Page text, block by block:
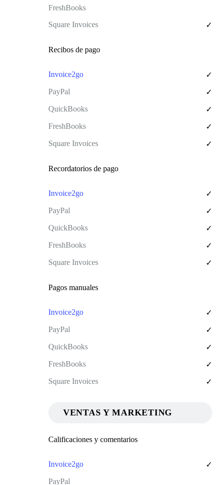
✓
Recibos de pago
✓
✓
✓
✓
✓
Recordatorios de pago
✓
✓
✓
✓
✓
Pagos manuales
✓
✓
✓
✓
✓
VENTAS Y MARKETING
Calificaciones y comentarios
✓